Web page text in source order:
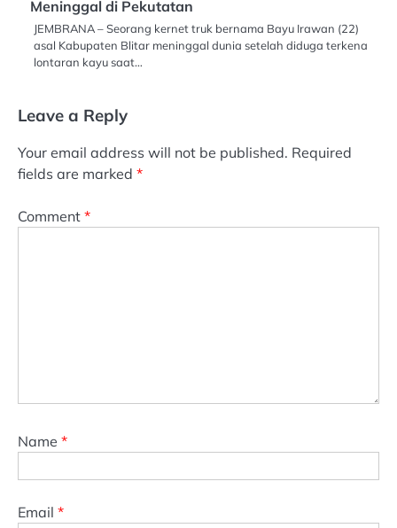
Meninggal di Pekutatan
JEMBRANA – Seorang kernet truk bernama Bayu Irawan (22)
asal Kabupaten Blitar meninggal dunia setelah diduga terkena
lontaran kayu saat…
Leave a Reply
Your email address will not be published. Required
fields are marked *
Comment *
Name *
Email *